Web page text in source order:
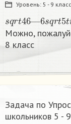
Уровень: 5 - 9 класс
t 46 6 t5t
Можно,
8 класс​
Задача по
школьников 5 -